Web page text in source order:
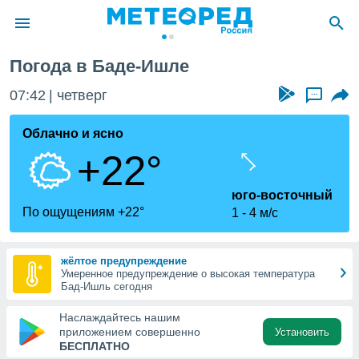
о
Вы можете
к этому
доступ
Погода в Баде-Ишле
07:42 четверг ...
Облачно и ясно
+22°
По ощущениям +22°
юго-восточный
1
4 м/с
жёлтое предупреждение
Умеренное предупреждение о высокая температура
Бад-Ишль сегодня
Наслаждайтесь нашим
приложением совершенно
БЕСПЛАТНО
Установить